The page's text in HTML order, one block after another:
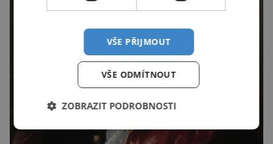
VŠE PŘIJMOUT
VŠE ODMÍTNOUT
ZOBRAZIT PODROBNOSTI